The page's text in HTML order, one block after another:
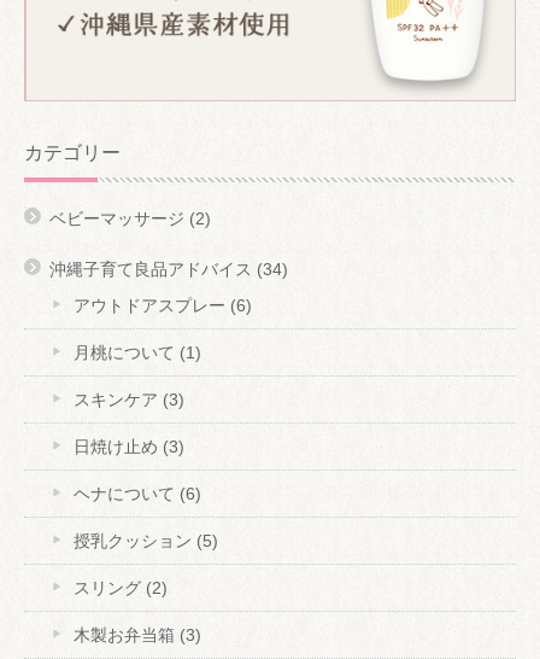
カテゴリー
ベビーマッサージ (2)
沖縄子育て良品アドバイス (34)
アウトドアスプレー (6)
月桃について (1)
スキンケア (3)
日焼け止め (3)
ヘナについて (6)
授乳クッション (5)
スリング (2)
木製お弁当箱 (3)